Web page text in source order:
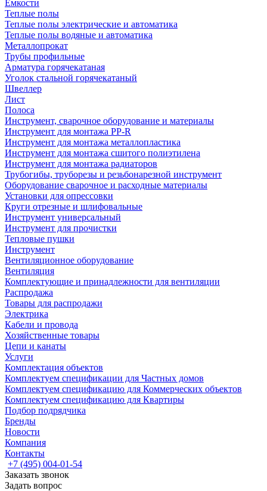
Ёмкости
Теплые полы
Теплые полы электрические и автоматика
Теплые полы водяные и автоматика
Металлопрокат
Трубы профильные
Арматура горячекатаная
Уголок стальной горячекатаный
Швеллер
Лист
Полоса
Инструмент, сварочное оборудование и материалы
Инструмент для монтажа PP-R
Инструмент для монтажа металлопластика
Инструмент для монтажа сшитого полиэтилена
Инструмент для монтажа радиаторов
Трубогибы, труборезы и резьбонарезной инструмент
Оборудование сварочное и расходные материалы
Установки для опрессовки
Круги отрезные и шлифовальные
Инструмент универсальный
Инструмент для прочистки
Тепловые пушки
Инструмент
Вентиляционное оборудование
Вентиляция
Комплектующие и принадлежности для вентиляции
Распродажа
Товары для распродажи
Электрика
Кабели и провода
Хозяйственные товары
Цепи и канаты
Услуги
Комплектация объектов
Комплектуем спецификации для Частных домов
Комплектуем спецификацию для Коммерческих объектов
Комплектуем спецификацию для Квартиры
Подбор подрядчика
Бренды
Новости
Компания
Контакты
+7 (495) 004-01-54
Заказать звонок
Задать вопрос